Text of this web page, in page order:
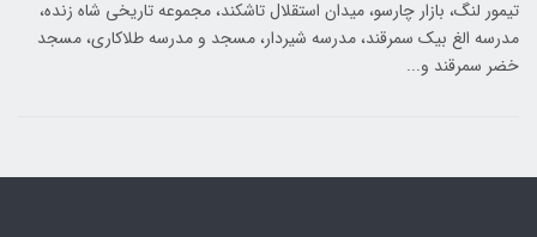
تیمور لنگ، بازار چارسو، میدان استقلال تاشکند، مجموعه تاریخی شاه زنده،
مدرسه الغ بیک سمرقند، مدرسه شیردار، مسجد و مدرسه طلاکاری، مسجد
خضر سمرقند و...